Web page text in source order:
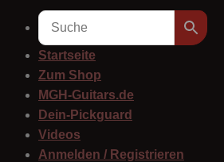
Startseite
Zum Shop
MGH-Guitars.de
Dein-Pickguard
Videos
Anmelden / Registrieren